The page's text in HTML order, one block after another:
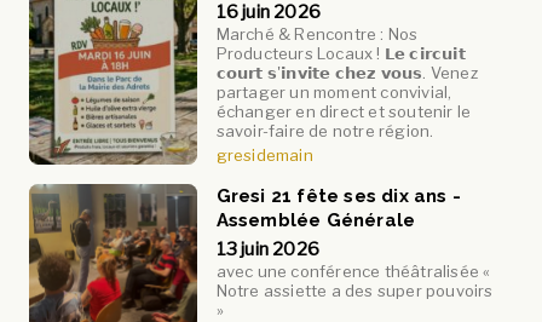
16 juin 2026
Marché & Rencontre : Nos
Producteurs Locaux ! 𝗟𝗲 𝗰𝗶𝗿𝗰𝘂𝗶𝘁
𝗰𝗼𝘂𝗿𝘁 𝘀'𝗶𝗻𝘃𝗶𝘁𝗲 𝗰𝗵𝗲𝘇 𝘃𝗼𝘂𝘀. Venez
partager un moment convivial,
échanger en direct et soutenir le
savoir-faire de notre région.
gresidemain
Gresi 21 fête ses dix ans -
Assemblée Générale
13 juin 2026
avec une conférence théâtralisée «
Notre assiette a des super pouvoirs
»